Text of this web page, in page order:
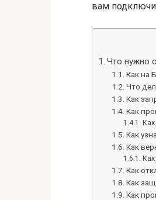
вам
Что нужно
Как на
Что
Как
Как
Как
Как
Как
Как
Как